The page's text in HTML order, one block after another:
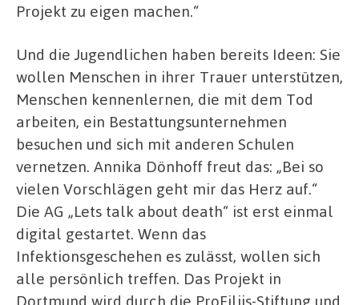
Projekt zu eigen machen.“
Und die Jugendlichen haben bereits Ideen: Sie
wollen Menschen in ihrer Trauer unterstützen,
Menschen kennenlernen, die mit dem Tod
arbeiten, ein Bestattungsunternehmen
besuchen und sich mit anderen Schulen
vernetzen. Annika Dönhoff freut das: „Bei so
vielen Vorschlägen geht mir das Herz auf.“
Die AG „Lets talk about death“ ist erst einmal
digital gestartet. Wenn das
Infektionsgeschehen es zulässt, wollen sich
alle persönlich treffen. Das Projekt in
Dortmund wird durch die ProFiliis-Stiftung und